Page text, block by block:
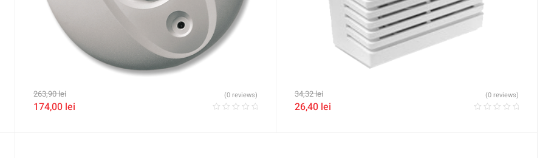
263,90lei
174,00 lei
(0 reviews) 34,32lei
26,40 lei
(0 reviews)